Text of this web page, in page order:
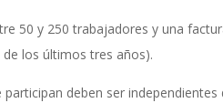
50 y 250 trabajadores y una
los últimos tres años).
deben ser independientes